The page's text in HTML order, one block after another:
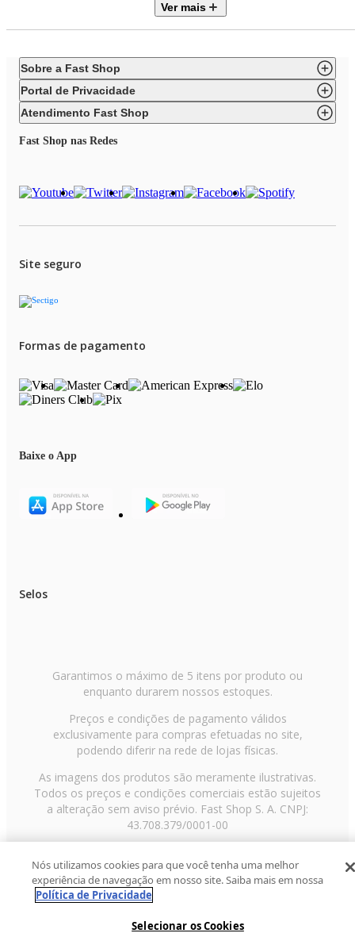
Ver mais
Sobre a Fast Shop
Portal de Privacidade
Atendimento Fast Shop
Fast Shop nas Redes
Site seguro
Formas de pagamento
Baixe o App
Selos
Garantimos o máximo de 5 itens por produto ou
enquanto durarem nossos estoques.
Preços e condições de pagamento válidos
exclusivamente para compras efetuadas no site,
podendo diferir na rede de lojas físicas.
As imagens dos produtos são meramente ilustrativas.
Todos os preços e condições comerciais estão sujeitos
a alteração sem aviso prévio. Fast Shop S. A. CNPJ:
43.708.379/0001-00
Paulo/SP, CEP 02029-001, Telefone: 11 3003-3728 ©
2013 Fast Shop - Todos os direitos reservadosRF
Nós utilizamos cookies para que você tenha uma melhor
experiência de navegação em nosso site. Saiba mais em nossa
Política de Privacidade
Selecionar os Cookies